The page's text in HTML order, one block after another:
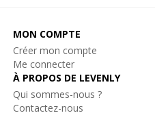
pour renforcer les
caractère à vos mises en
mètres
MON COMPTE
Créer mon compte
Me connecter
À PROPOS DE LEVENLY
Qui sommes-nous ?
Contactez-nous